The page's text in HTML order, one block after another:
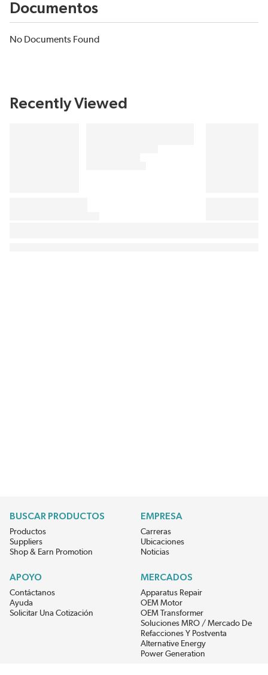
Documentos
No Documents Found
Recently Viewed
BUSCAR PRODUCTOS
Productos
Suppliers
Shop & Earn Promotion
EMPRESA
Carreras
Ubicaciones
Noticias
APOYO
Contáctanos
Ayuda
Solicitar Una Cotización
MERCADOS
Apparatus Repair
OEM Motor
OEM Transformer
Soluciones MRO / Mercado De
Refacciones Y Postventa
Alternative Energy
Power Generation